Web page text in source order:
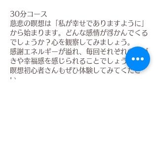
30分コース
慈悲の瞑想は「私が幸せでありますように」
から始まります。どんな感情が浮かんでくる
でしょうか？心を観察してみましょう。
感謝エネルギーが溢れ、毎回それぞれの気づ
きや幸福感を感じられることでしょう。
瞑想初心者さんもぜひ体験してみてくださ
い。